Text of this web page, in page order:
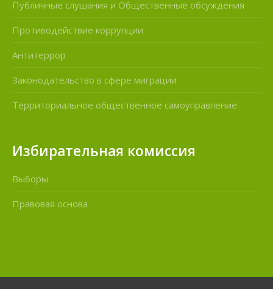
Публичные слушания и Общественные обсуждения
Противодействие коррупции
Антитеррор
Законодательство в сфере миграции
Территориальное общественное самоуправление
Избирательная комиссия
Выборы
Правовая основа